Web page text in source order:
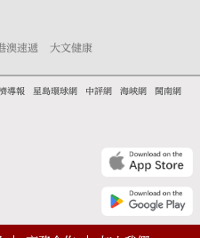
澳速遞 大文健康
導報 星島環球網 中評網 海峽網
閩南網